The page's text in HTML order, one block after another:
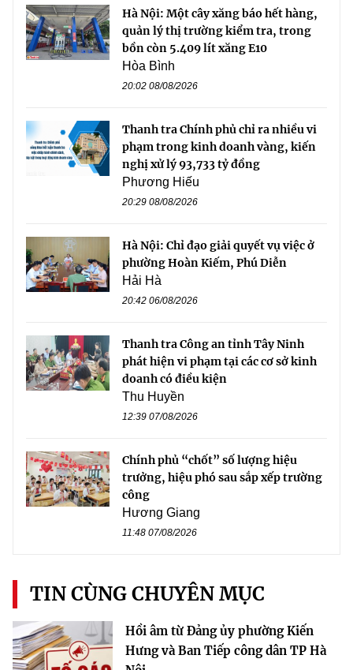
Hà Nội: Một cây xăng báo hết hàng,
quản lý thị trường kiểm tra, trong
bồn còn 5.409 lít xăng E10
Hòa Bình
20:02 08/08/2026
Thanh tra Chính phủ chỉ ra nhiều vi
phạm trong kinh doanh vàng, kiến
nghị xử lý 93,733 tỷ đồng
Phương Hiếu
20:29 08/08/2026
Hà Nội: Chỉ đạo giải quyết vụ việc ở
phường Hoàn Kiếm, Phú Diễn
Hải Hà
20:42 06/08/2026
Thanh tra Công an tỉnh Tây Ninh
phát hiện vi phạm tại các cơ sở kinh
doanh có điều kiện
Thu Huyền
12:39 07/08/2026
Chính phủ “chốt” số lượng hiệu
trưởng, hiệu phó sau sắp xếp trường
công
Hương Giang
11:48 07/08/2026
TIN CÙNG CHUYÊN MỤC
Hồi âm từ Đảng ủy phường Kiến
Hưng và Ban Tiếp công dân TP Hà